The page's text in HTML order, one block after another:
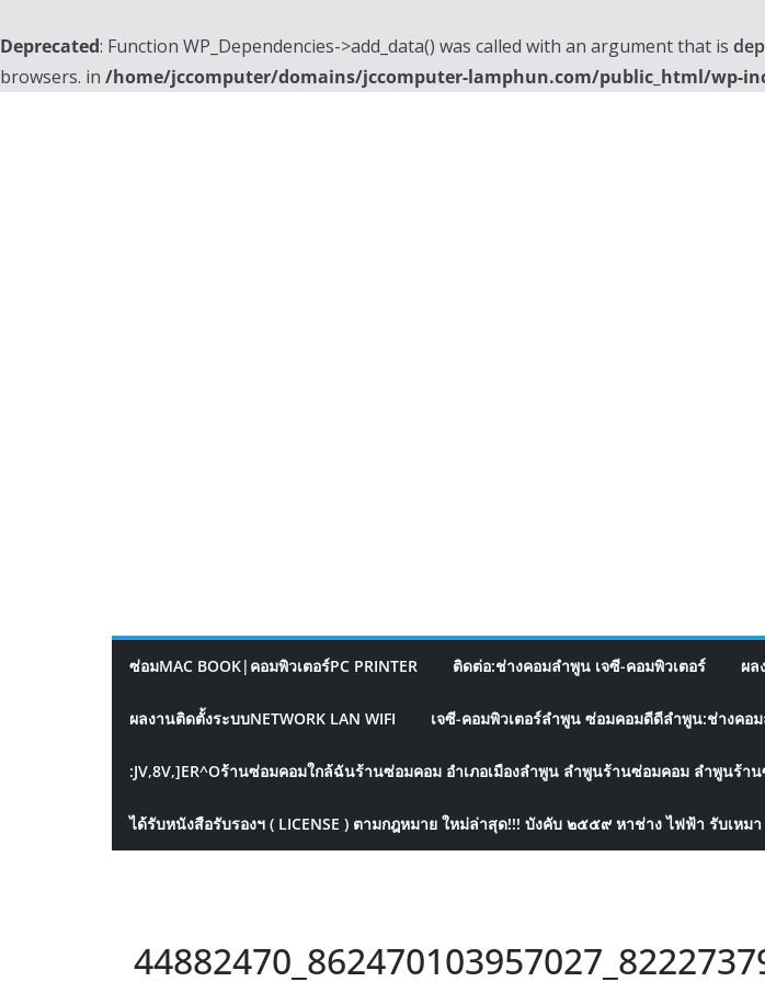
Deprecated: Function WP_Dependencies->add_data() was called with an argument that is
browsers. in /home/jccomputer/domains/jccomputer-lamphun.com/public_html/wp-
ซ่อมMAC BOOK|คอมพิวเตอร์PC PRINTER ติดต่อ:ช่างคอมลำพูน เจซี-คอมพิวเตอร์ ผล
ผลงานติดตั้งระบบNETWORK LAN WIFI เจซี-คอมพิวเตอร์ลำพูน ซ่อมคอมดีดีลำพูน:ช่างค
:JV,8V,]ER^Oร้านซ่อมคอมใกล้ฉันร้านซ่อมคอม อำเภอเมืองลำพูน ลำพูนร้านซ่อมคอม ลำพูนร้า
ได้รับหนังสือรับรองฯ ( LICENSE ) ตามกฎหมาย ใหม่ล่าสุด!!! บังคับ ๒๕๕๙ หาช่าง ไฟฟ้า รับเหม